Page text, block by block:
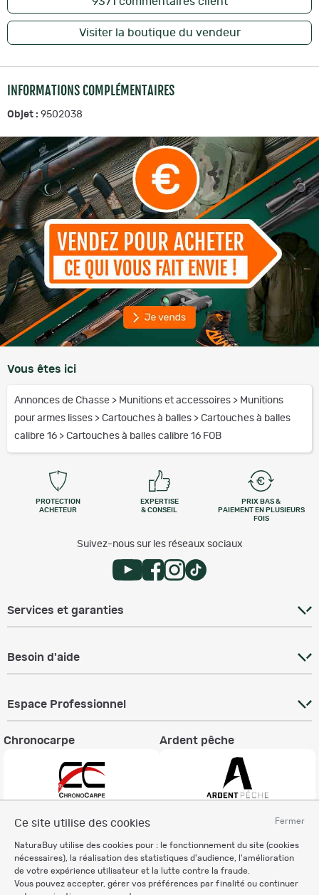
Fermer
Ce site utilise des cookies
NaturaBuy utilise des cookies pour : le fonctionnement du site (cookies
nécessaires), la réalisation des statistiques d'audience, l'amélioration
de votre expérience utilisateur et la lutte contre la fraude.
Vous pouvez accepter, gérer vos préférences par finalité ou continuer
Visiter la boutique du vendeur
INFORMATIONS COMPLÉMENTAIRES
Objet : 9502038
Vous êtes ici
Annonces de Chasse > Munitions et accessoires > Munitions
pour armes lisses > Cartouches à balles > Cartouches à balles
calibre 16 > Cartouches à balles calibre 16 FOB
PROTECTION
ACHETEUR
EXPERTISE
& CONSEIL
PRIX BAS &
PAIEMENT EN PLUSIEURS
FOIS
Suivez-nous sur les réseaux sociaux
Services et garanties
Besoin d'aide
Espace Professionnel
Chronocarpe Ardent pêche
Charte éthique
Mentions légales
Règlement & Conditions d'utilisation